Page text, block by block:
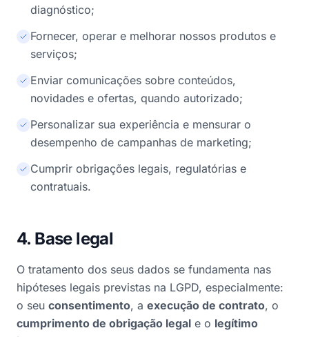
diagnóstico;
Fornecer, operar e melhorar nossos produtos e
serviços;
Enviar comunicações sobre conteúdos,
novidades e ofertas, quando autorizado;
Personalizar sua experiência e mensurar o
desempenho de campanhas de marketing;
Cumprir obrigações legais, regulatórias e
contratuais.
4. Base legal
O tratamento dos seus dados se fundamenta nas
hipóteses legais previstas na LGPD, especialmente:
o seu consentimento, a execução de contrato, o
cumprimento de obrigação legal e o legítimo